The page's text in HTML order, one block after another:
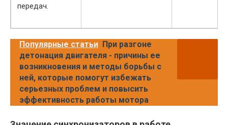
передач.
Популярные статьи При разгоне
детонация двигателя - причины ее
возникновения и методы борьбы с
ней, которые помогут избежать
серьезных проблем и повысить
эффективность работы мотора